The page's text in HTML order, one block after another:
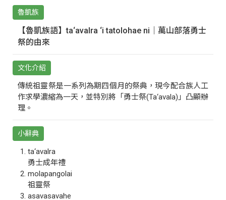
魯凱族
【魯凱族語】ta‘avalra ‘i tatolohae ni｜萬山部落勇士
祭的由來
文化介紹
傳統祖靈祭是一系列為期四個月的祭典，現今配合族人工
作求學濃縮為一天，並特別將「勇士祭(Ta‘avala)」凸顯辦
理。
小辭典
ta‘avalra
勇士成年禮
molapangolai
祖靈祭
asavasavahe